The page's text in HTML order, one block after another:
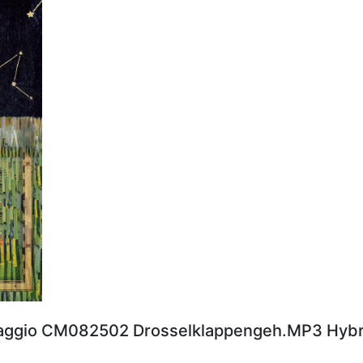
CM082502 Drosselklappengeh.MP3